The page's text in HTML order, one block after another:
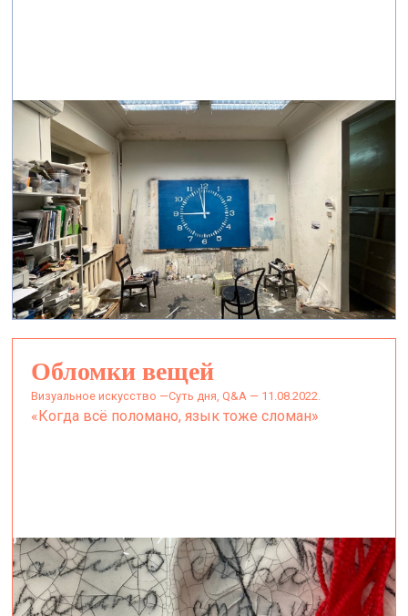
Обломки вещей
визуальное искусство —Суть дня, Q&A — 11.08.2022.
«Когда всё поломано, язык тоже сломан»